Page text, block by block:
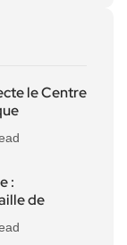
le Centre
:
de